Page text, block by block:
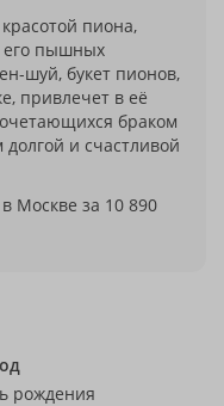
пиона,
его пышных
шуй, букет пионов,
привлечет в её
браком
и счастливой
Москве за 10 890
рождения